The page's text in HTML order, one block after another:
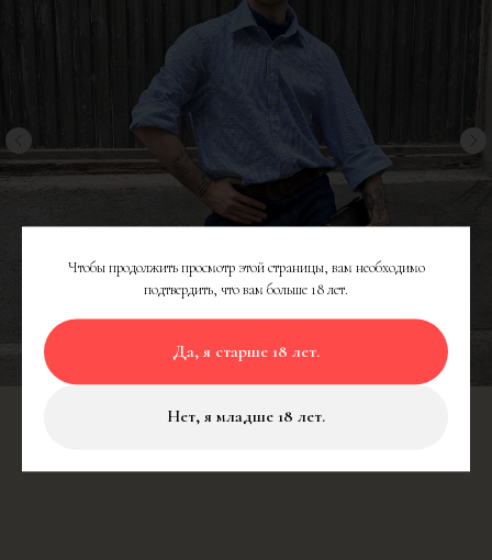
Чтобы продолжить просмотр этой страницы, вам необходимо
подтвердить, что вам больше 18 лет.
Да, я старше 18 лет.
Нет, я младше 18 лет.